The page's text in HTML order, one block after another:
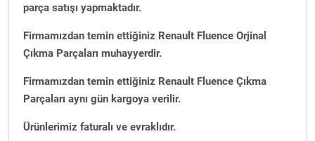
parça satışı yapmaktadır.
Firmamızdan temin ettiğiniz Renault Fluence Orjinal
Çıkma Parçaları muhayyerdir.
Firmamızdan temin ettiğiniz Renault Fluence Çıkma
Parçaları aynı gün kargoya verilir.
Ürünlerimiz faturalı ve evraklıdır.